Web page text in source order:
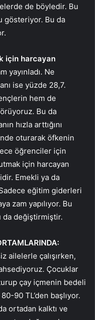
de böyledir. Bu
gösteriyor. Bu da
için harcayan
yayınladı. Ne
ise yüzde 28,7.
hem de
Bu da
hızla arttığını
oturarak öfkenin
öğrenciler için
için harcayan
Emekli ya da
eğitim giderleri
zam yapılıyor. Bu
da değiştirmiştir.
ailelerle çalışırken,
Çocuklar
çay içmenin bedeli
90 TL’den başlıyor.
ortadan kalktı ve